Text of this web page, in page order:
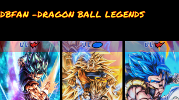
DBFAN -DRAGON BALL LEGENDS
UL UL UL